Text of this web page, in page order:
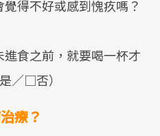
得不好或感到愧疚嗎？
食之前，就要喝一杯才
／□否）
療？